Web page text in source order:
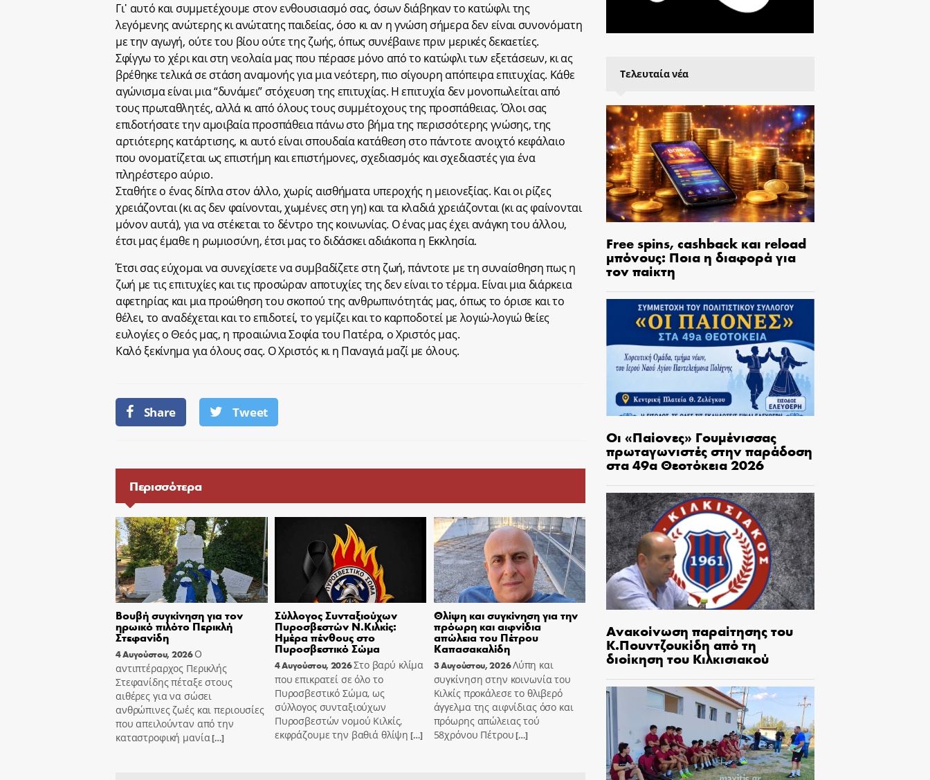
Γι᾽ αυτό και συμμετέχουμε στον ενθουσιασμό σας, όσων διάβηκαν το κατώφλι της
λεγόμενης ανώτερης κι ανώτατης παιδείας, όσο κι αν η γνώση σήμερα δεν είναι συνονόματη
με την αγωγή, ούτε του βίου ούτε της ζωής, όπως συνέβαινε πριν μερικές δεκαετίες.
Σφίγγω το χέρι και στη νεολαία μας που πέρασε μόνο από το κατώφλι των εξετάσεων, κι ας
βρέθηκε τελικά σε στάση αναμονής για μια νεότερη, πιο σίγουρη απόπειρα επιτυχίας. Κάθε
αγώνισμα είναι μια “δυνάμει” στόχευση της επιτυχίας. Η επιτυχία δεν μονοπωλείται από
τους πρωταθλητές, αλλά κι από όλους τους συμμέτοχους της προσπάθειας. Όλοι σας
επιδοτήσατε την αμοιβαία προσπάθεια πάνω στο βήμα της περισσότερης γνώσης, της
αρτιότερης κατάρτισης, κι αυτό είναι σπουδαία κατάθεση στο πάντοτε ανοιχτό κεφάλαιο
που ονοματίζεται ως επιστήμη και επιστήμονες, σχεδιασμός και σχεδιαστές για ένα
πληρέστερο αύριο.
Σταθήτε ο ένας δίπλα στον άλλο, χωρίς αισθήματα υπεροχής η μειονεξίας. Και οι ρίζες
χρειάζονται (κι ας δεν φαίνονται, χωμένες στη γη) και τα κλαδιά χρειάζονται (κι ας φαίνονται
μόνον αυτά), για να στέκεται το δέντρο της κοινωνίας. Ο ένας μας έχει ανάγκη του άλλου,
έτσι μας έμαθε η ρωμιοσύνη, έτσι μας το διδάσκει αδιάκοπα η Εκκλησία.
Έτσι σας εύχομαι να συνεχίσετε να συμβαδίζετε στη ζωή, πάντοτε με τη συναίσθηση πως η
ζωή με τις επιτυχίες και τις προσώραν αποτυχίες της δεν είναι το τέρμα. Είναι μια διάρκεια
αφετηρίας και μια προώθηση του σκοπού της ανθρωπινότητάς μας, όπως το όρισε και το
θέλει, το αναδέχεται και το επιδοτεί, το γεμίζει και το καρποδοτεί με λογιώ-λογιώ θείες
ευλογίες ο Θεός μας, η προαιώνια Σοφία του Πατέρα, ο Χριστός μας.
Καλό ξεκίνημα για όλους σας. Ο Χριστός κι η Παναγιά μαζί με όλους.
Share Tweet
Περισσότερα
Βουβή συγκίνηση για τον
ηρωικό πιλότο Περικλή
Στεφανίδη
4 Αυγούστου, 2026Ο
αντιπτέραρχος Περικλής
Στεφανίδης πέταξε στους
αιθέρες για να σώσει
ανθρώπινες ζωές και περιουσίες
που απειλούνταν από την
καταστροφική μανία[…]
Σύλλογος Συνταξιούχων
Πυροσβεστών Ν.Κιλκίς:
Ημέρα πένθους στο
Πυροσβεστικό Σώμα
4 Αυγούστου, 2026Στο βαρύ κλίμα
που επικρατεί σε όλο το
Πυροσβεστικό Σώμα, ως
σύλλογος συνταξιούχων
Πυροσβεστών νομού Κιλκίς,
εκφράζουμε την βαθιά θλίψη […]
Θλίψη και συγκίνηση για την
πρόωρη και αιφνίδια
απώλεια του Πέτρου
Καπασακαλίδη
3 Αυγούστου, 2026Λύπη και
συγκίνηση στην κοινωνία του
Κιλκίς προκάλεσε το θλιβερό
άγγελμα της αιφνίδιας όσο και
πρόωρης απώλειας τού
58χρόνου Πέτρου[…]
Τελευταία νέα
Free spins, cashback και reload
μπόνους: Ποια η διαφορά για
τον παίκτη
Οι «Παίονες» Γουμένισσας
πρωταγωνιστές στην παράδοση
στα 49α Θεοτόκεια 2026
Ανακοίνωση παραίτησης του
Κ.Πουντζουκίδη από τη
διοίκηση του Κιλκισιακού